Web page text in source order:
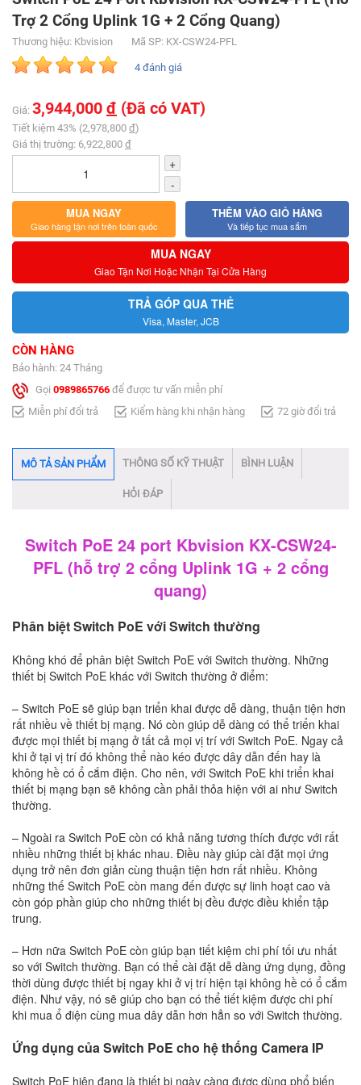
Trợ 2 Cổng Uplink 1G + 2 Cổng Quang)
Thương hiệu: Kbvision Mã SP: KX-CSW24-PFL
4 đánh giá
Giá: 3,944,000 đ (Đã có VAT)
Tiết kiệm 43% (2,978,800 đ)
Giá thị trường: 6,922,800 đ
+
-
MUA NGAY
Giao hàng tận nơi trên toàn quốc
THÊM VÀO GIỎ HÀNG
Và tiếp tục mua sắm
MUA NGAY
Giao Tận Nơi Hoặc Nhận Tại Cửa Hàng
TRẢ GÓP QUA THẺ
Visa, Master, JCB
CÒN HÀNG
Bảo hành: 24 Tháng
Gọi 0989865766 để được tư vấn miễn phí
Miễn phí đổi trả
Kiểm hàng khi nhận hàng 72 giờ đổi trả
MÔ TẢ SẢN PHẨM THÔNG SỐ KỸ THUẬT BÌNH LUẬN
HỎI ĐÁP
Switch PoE 24 port Kbvision KX-CSW24-
PFL (hỗ trợ 2 cổng Uplink 1G + 2 cổng
quang)
Phân biệt Switch PoE với Switch thường
Không khó để phân biệt Switch PoE với Switch thường. Những
thiết bị Switch PoE khác với Switch thường ở điểm:
– Switch PoE sẽ giúp bạn triển khai được dễ dàng, thuận tiện hơn
rất nhiều về thiết bị mạng. Nó còn giúp dễ dàng có thể triển khai
được mọi thiết bị mạng ở tất cả mọi vị trí với Switch PoE. Ngay cả
khi ở tại vị trí đó không thể nào kéo được dây dẫn đến hay là
không hề có ổ cắm điện. Cho nên, với Switch PoE khi triển khai
thiết bị mạng bạn sẽ không cần phải thỏa hiện với ai như Switch
thường.
– Ngoài ra Switch PoE còn có khả năng tương thích được với rất
nhiều những thiết bị khác nhau. Điều này giúp cài đặt mọi ứng
dụng trở nên đơn giản cùng thuận tiện hơn rất nhiều. Không
những thế Switch PoE còn mang đến được sự linh hoạt cao và
còn góp phần giúp cho những thiết bị đều được điều khiển tập
trung.
– Hơn nữa Switch PoE còn giúp bạn tiết kiệm chi phí tối ưu nhất
so với Switch thường. Bạn có thể cài đặt dễ dàng ứng dụng, đồng
thời dùng được thiết bị ngay khi ở vị trí hiện tại không hề có ổ cắm
điện. Như vậy, nó sẽ giúp cho bạn có thể tiết kiệm được chi phí
khi mua ổ điện cùng mua dây dẫn hơn hẳn so với Switch thường.
Ứng dụng của Switch PoE cho hệ thống Camera IP
Switch PoE hiện đang là thiết bị ngày càng được dùng phổ biến